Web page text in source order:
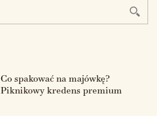
Co spakować na majówkę?
Piknikowy kredens premium